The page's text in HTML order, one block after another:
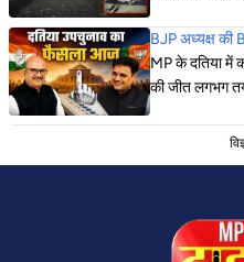
BJP अध्यक्ष
MP के दतिया में
की जीत लगभग